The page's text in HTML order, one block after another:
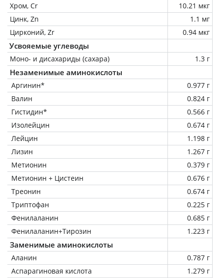
Хром, Cr
10.21 мкг
Цинк, Zn
1.1 мг
Цирконий, Zr
0.94 мкг
Усвояемые углеводы
Моно- и дисахариды (сахара) 1.3 г
Незаменимые аминокислоты
Аргинин*
0.977 г
Валин
0.824 г
Гистидин*
0.566 г
Изолейцин
0.674 г
Лейцин
1.198 г
Лизин
1.267 г
Метионин
0.379 г
Метионин + Цистеин
0.676 г
Треонин
0.674 г
Триптофан
0.225 г
Фенилаланин
0.685 г
Фенилаланин+Тирозин
1.223 г
Заменимые аминокислоты
Аланин
0.787 г
Аспарагиновая кислота
1.279 г